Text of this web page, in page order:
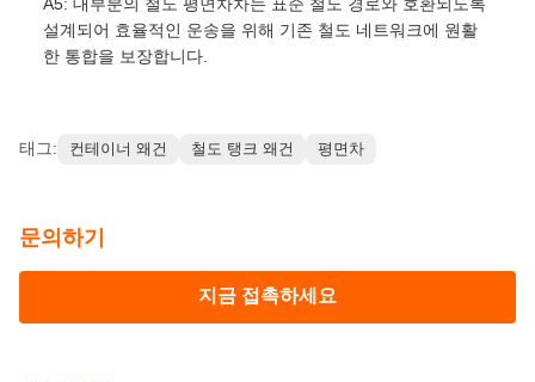
설계되어 효율적인 운송을 위해 기존 철도 네트워크에 원활
한 통합을 보장합니다.
태그: 컨테이너 왜건 철도 탱크 왜건 평면차
문의하기
지금 접촉하세요